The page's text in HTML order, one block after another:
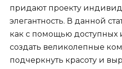
придают проекту
элегантность. В данной
как с помощью доступных
создать великолепные
подчеркнуть красоту и